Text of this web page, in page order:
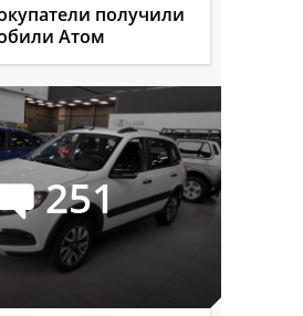
получили
Атом
251